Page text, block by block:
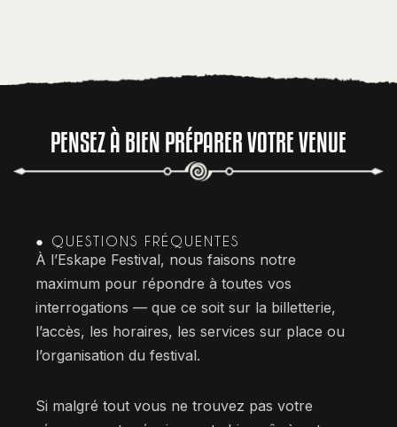
PENSEZ À BIEN PRÉPARER VOTRE VENUE
● QUESTIONS FRÉQUENTES
À l’Eskape Festival, nous faisons notre
maximum pour répondre à toutes vos
interrogations — que ce soit sur la billetterie,
l’accès, les horaires, les services sur place ou
l’organisation du festival.
Si malgré tout vous ne trouvez pas votre